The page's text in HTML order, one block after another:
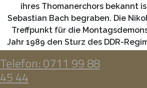
ihres Thomanerchors bekannt
Sebastian Bach begraben. Die
Treffpunkt für die
Jahr 1989 den Sturz des DDR-
Telefon: 0711 99 88
45 44